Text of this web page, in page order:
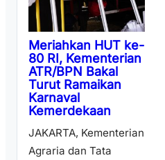
Meriahkan HUT ke-
80 RI, Kementerian
ATR/BPN Bakal
Turut Ramaikan
Karnaval
Kemerdekaan
JAKARTA, Kementerian
Agraria dan Tata